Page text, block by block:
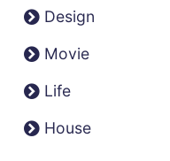
Design
Movie
Life
House